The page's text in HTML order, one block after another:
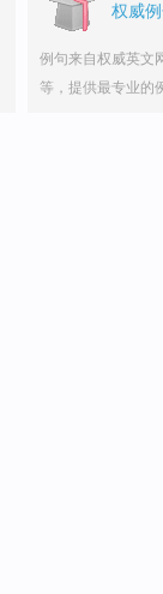
权威
例句来自权威英文
等，提供最专业的